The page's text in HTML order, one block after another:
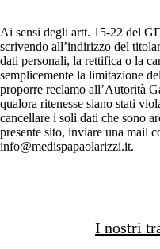
Ai sensi degli artt. 15-22 del
scrivendo all’indirizzo del
dati personali, la rettifica o la
semplicemente la limitazione
proporre reclamo all’Autorità
qualora ritenesse siano stati
cancellare i soli dati che sono
presente sito, inviare una mail
info@medispapaolarizzi.it.
I nostri